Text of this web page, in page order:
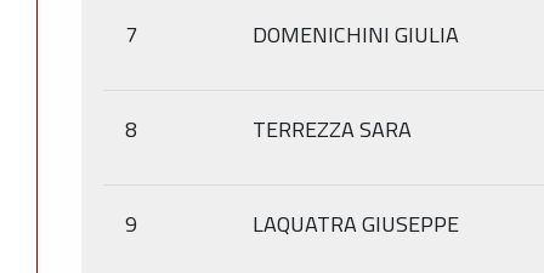
7 DOMENICHINI GIULIA
8 TERREZZA SARA
9 LAQUATRA GIUSEPPE